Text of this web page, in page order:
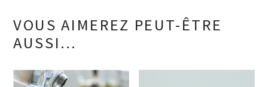
VOUS AIMEREZ PEUT-ÊTRE
AUSSI…